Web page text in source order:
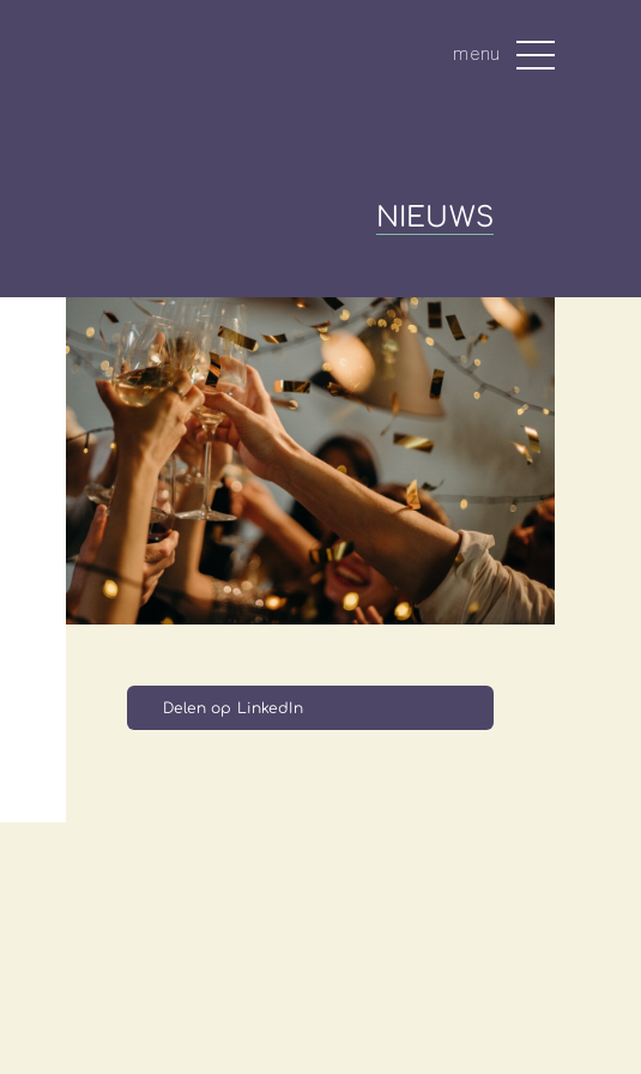
menu
NIEUWS
Delen op LinkedIn